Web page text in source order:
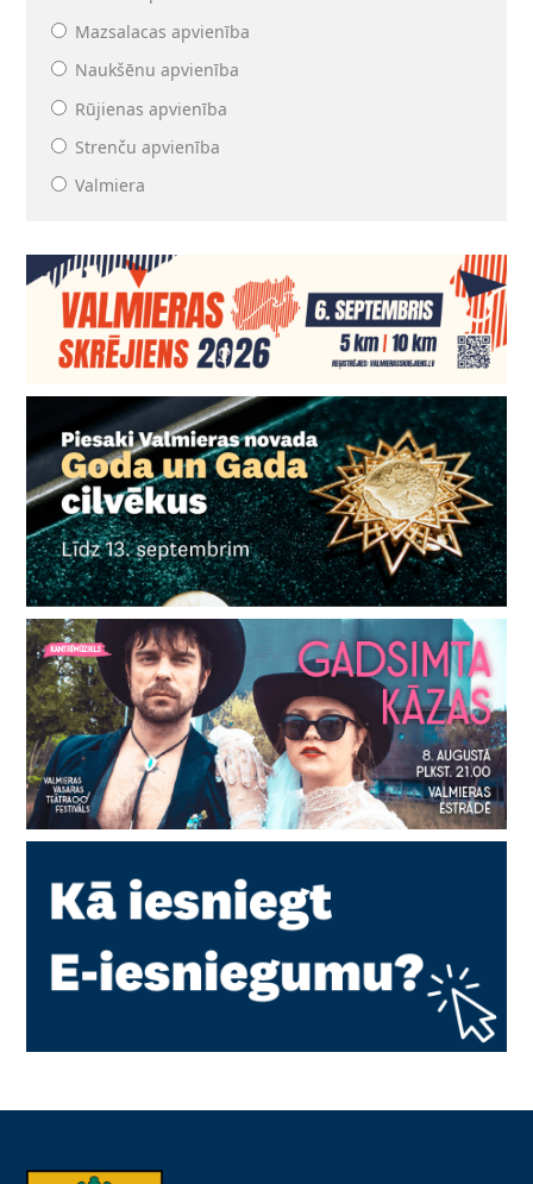
Mazsalacas apvienība
Naukšēnu apvienība
Rūjienas apvienība
Strenču apvienība
Valmiera